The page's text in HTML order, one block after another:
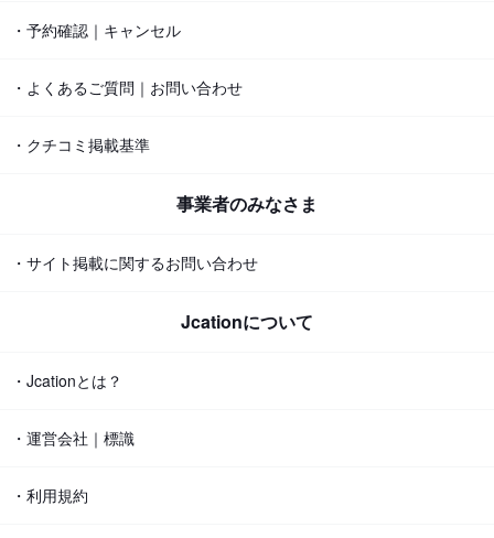
・予約確認｜キャンセル
・よくあるご質問｜お問い合わせ
・クチコミ掲載基準
事業者のみなさま
・サイト掲載に関するお問い合わせ
Jcationについて
・Jcationとは？
・運営会社｜標識
・利用規約